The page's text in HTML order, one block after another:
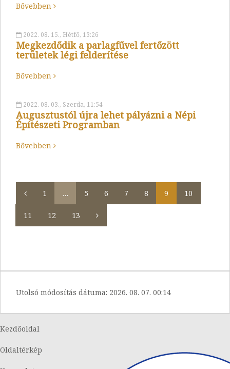
Bővebben
2022. 08. 15., Hétfő, 13:26
Megkezdődik a parlagfűvel fertőzött
területek légi felderítése
Bővebben
2022. 08. 03., Szerda, 11:54
Augusztustól újra lehet pályázni a Népi
Építészeti Programban
Bővebben
1 … 5 6 7 8 9 10
11 12 13
Utolsó módosítás dátuma: 2026. 08. 07. 00:14
Kezdőoldal
Oldaltérkép